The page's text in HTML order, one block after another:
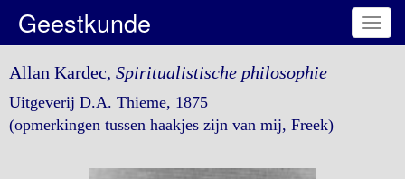
Geestkunde
Allan Kardec, Spiritualistische philosophie
Uitgeverij D.A. Thieme, 1875
(opmerkingen tussen haakjes zijn van mij, Freek)